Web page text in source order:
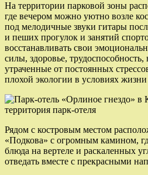
На территории парковой зоны
где вечером можно уютно возле
под мелодичные звуки гитары
и пеших прогулок и занятий
восстанавливать свои
силы, здоровье,
утраченные от постоянных
плохой экологии в условиях
Рядом с костровым местом
«Подкова» с огромным камином,
блюда на вертеле и раскаленных
отведать вместе с прекрасными